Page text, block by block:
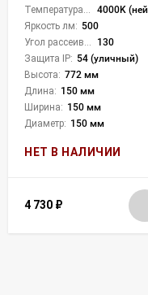
4000K
Яркость лм: 500
130
Защита IP: 54 (уличный)
Высота: 772 мм
Длина: 150 мм
Ширина: 150 мм
Диаметр: 150 мм
НЕТ В НАЛИЧИИ
4 730 ₽